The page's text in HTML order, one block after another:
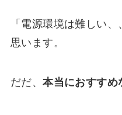
「電源環境は難しい
思います。
だだ、本当におすすめ